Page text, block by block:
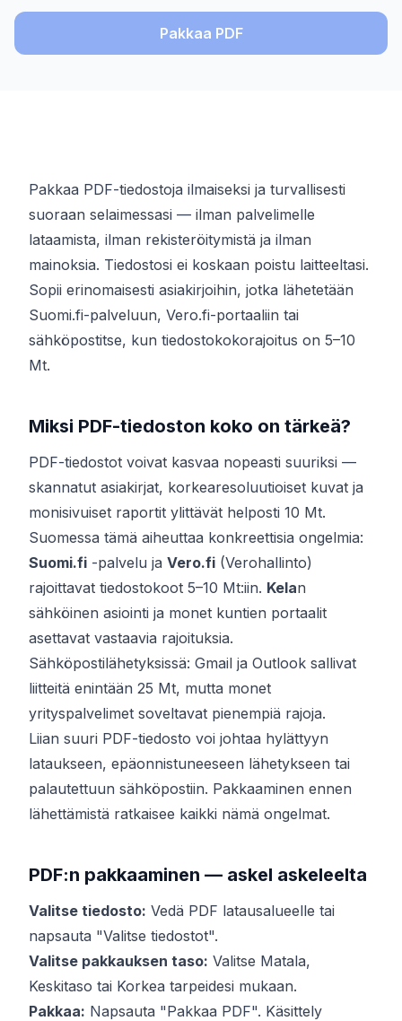
Pakkaa PDF
Pakkaa PDF-tiedostoja ilmaiseksi ja turvallisesti
suoraan selaimessasi — ilman palvelimelle
lataamista, ilman rekisteröitymistä ja ilman
mainoksia. Tiedostosi ei koskaan poistu laitteeltasi.
Sopii erinomaisesti asiakirjoihin, jotka lähetetään
Suomi.fi-palveluun, Vero.fi-portaaliin tai
sähköpostitse, kun tiedostokokorajoitus on 5–10
Mt.
Miksi PDF-tiedoston koko on tärkeä?
PDF-tiedostot voivat kasvaa nopeasti suuriksi —
skannatut asiakirjat, korkearesoluutioiset kuvat ja
monisivuiset raportit ylittävät helposti 10 Mt.
Suomessa tämä aiheuttaa konkreettisia ongelmia:
Suomi.fi -palvelu ja Vero.fi (Verohallinto)
rajoittavat tiedostokoot 5–10 Mt:iin. Kelan
sähköinen asiointi ja monet kuntien portaalit
asettavat vastaavia rajoituksia.
Sähköpostilähetyksissä: Gmail ja Outlook sallivat
liitteitä enintään 25 Mt, mutta monet
yrityspalvelimet soveltavat pienempiä rajoja.
Liian suuri PDF-tiedosto voi johtaa hylättyyn
lataukseen, epäonnistuneeseen lähetykseen tai
palautettuun sähköpostiin. Pakkaaminen ennen
lähettämistä ratkaisee kaikki nämä ongelmat.
PDF:n pakkaaminen — askel askeleelta
Valitse tiedosto: Vedä PDF latausalueelle tai
napsauta "Valitse tiedostot".
Valitse pakkauksen taso: Valitse Matala,
Keskitaso tai Korkea tarpeidesi mukaan.
Pakkaa: Napsauta "Pakkaa PDF". Käsittely